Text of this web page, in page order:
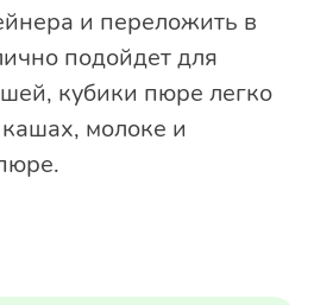
и переложить в
подойдет для
кубики пюре легко
молоке и